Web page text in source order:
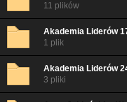
11 plików
Akademia Liderów
1 plik
Akademia Liderów
3 pliki